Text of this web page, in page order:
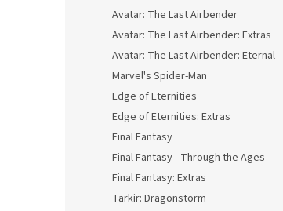
Avatar: The Last Airbender
Avatar: The Last Airbender: Extras
Avatar: The Last Airbender: Eternal
Marvel's Spider-Man
Edge of Eternities
Edge of Eternities: Extras
Final Fantasy
Final Fantasy - Through the Ages
Final Fantasy: Extras
Tarkir: Dragonstorm